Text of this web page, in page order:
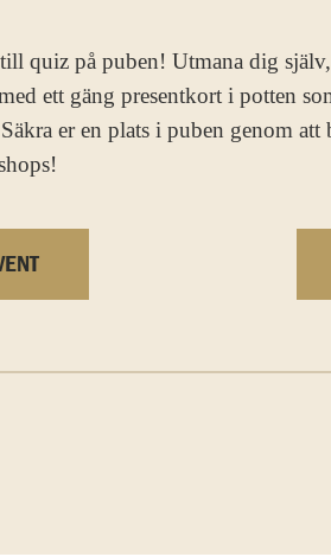
quiz på puben! Utmana dig
ett gäng presentkort i potten
er en plats i puben genom